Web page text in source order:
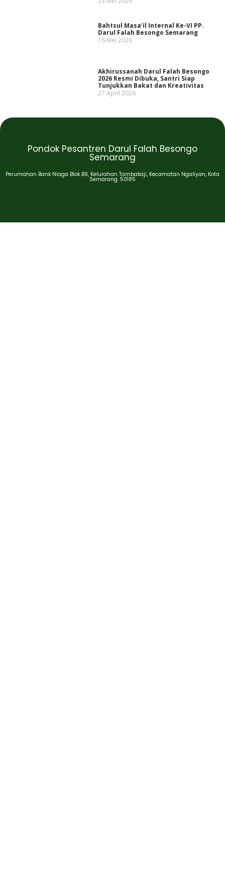
Bahtsul Masa’il Internal Ke-VI PP.
Darul Falah Besongo Semarang
16 Mei 2026
Akhirussanah Darul Falah Besongo
2026 Resmi Dibuka, Santri Siap
Tunjukkan Bakat dan Kreativitas
27 April 2026
Pondok Pesantren Darul Falah Besongo
Semarang
Perumahan Bank Niaga Blok B9, Kelurahan Tambakaji, Kecamatan Ngaliyan, Kota
Semarang. 50185